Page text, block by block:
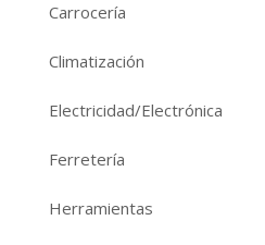
Carrocería
Climatización
Electricidad/Electrónica
Ferretería
Herramientas